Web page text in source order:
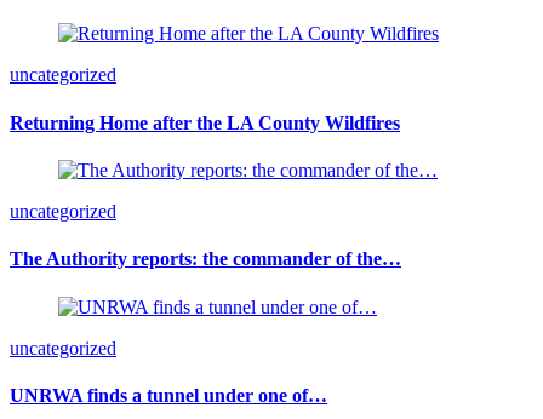
uncategorized
Returning Home after the LA County Wildfires
uncategorized
The Authority reports: the commander of the…
uncategorized
UNRWA finds a tunnel under one of…